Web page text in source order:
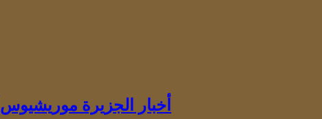
أخبار الجزيرة موريشيوس